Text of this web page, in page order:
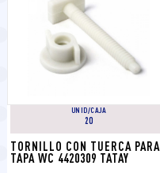
UNID/CAJA
20
TORNILLO CON TUERCA PARA
TAPA WC 4420309 TATAY